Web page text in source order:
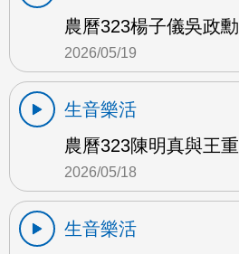
農曆323楊子儀吳政
2026/05/19
生音樂活
農曆323陳明真與王
2026/05/18
生音樂活